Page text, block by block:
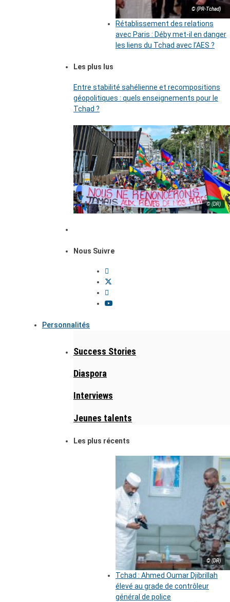
© (PR-Tchad)
Rétablissement des relations
avec Paris : Déby met-il en danger
les liens du Tchad avec l’AES ?
Les plus lus
Entre stabilité sahélienne et recompositions
géopolitiques : quels enseignements pour le
Tchad ?
© (DR)
Nous Suivre
Personnalités
Success Stories
Diaspora
Interviews
Jeunes talents
Les plus récents
© (DR)
Tchad : Ahmed Oumar Djibrillah
élevé au grade de contrôleur
général de police